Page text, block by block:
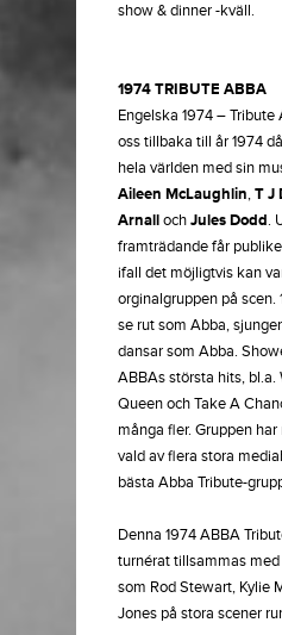
show & dinner -kväll.
1974 TRIBUTE ABBA
Engelska 1974 –
oss tillbaka till år 1974
hela världen med sin
Aileen McLaughlin,T J
ArnallochJules Dodd.
framträdande får
ifall det möjligtvis kan
orginalgruppen på scen.
se rut som Abba,
dansar som Abba.
ABBAs största hits, bl.a.
Queen och Take A
många fler. Gruppen
vald av flera stora
bästa Abba Tribute-
Denna 1974 ABBA
turnérat tillsammas
som Rod Stewart, Kylie
Jones på stora scener